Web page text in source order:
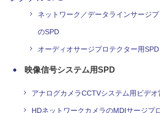
ネットワーク／データラインサージ
のSPD
オーディオサージプロテクター用SPD
映像信号システム用SPD
アナログカメラCCTVシステム用ビデ
HDネットワークカメラのMDIサージプ